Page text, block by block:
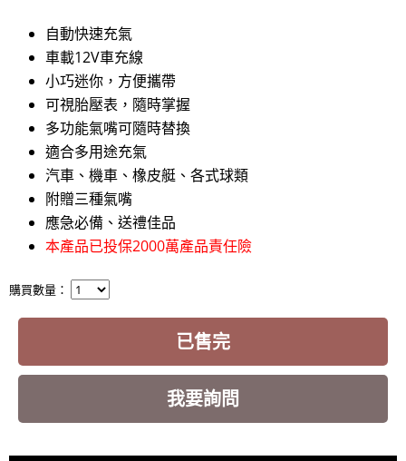
自動快速充氣
車載12V車充線
小巧迷你，方便攜帶
可視胎壓表，隨時掌握
多功能氣嘴可隨時替換
適合多用途充氣
汽車、機車、橡皮艇、各式球類
附贈三種氣嘴
應急必備、送禮佳品
本產品已投保2000萬產品責任險
購買數量：
已售完
我要詢問